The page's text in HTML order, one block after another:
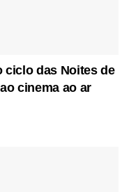
ciclo das Noites de
cinema ao ar